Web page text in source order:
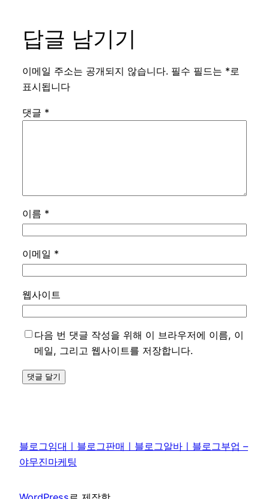
답글 남기기
이메일 주소는 공개되지 않습니다. 필수 필드는 *로
표시됩니다
댓글 *
이름 *
이메일 *
웹사이트
다음 번 댓글 작성을 위해 이 브라우저에 이름, 이
메일, 그리고 웹사이트를 저장합니다.
블로그임대ㅣ블로그판매ㅣ블로그알바ㅣ블로그부업 –
야무진마케팅